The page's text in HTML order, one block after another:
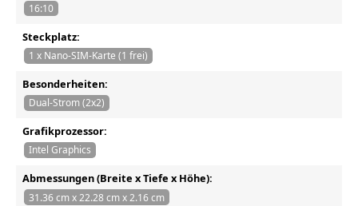
16:10
Steckplatz:
1 x Nano-SIM-Karte (1 frei)
Besonderheiten:
Dual-Strom (2x2)
Grafikprozessor:
Intel Graphics
Abmessungen (Breite x Tiefe x Höhe):
31.36 cm x 22.28 cm x 2.16 cm